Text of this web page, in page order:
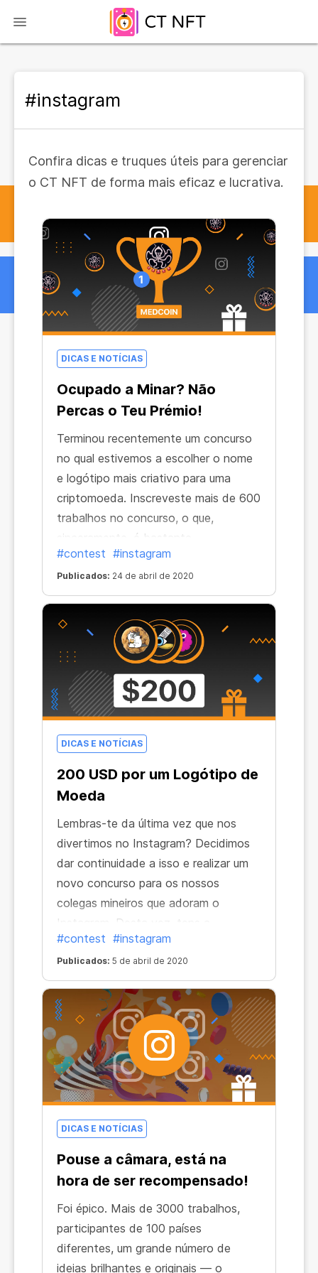
#instagram
Confira dicas e truques úteis para gerenciar
o CT NFT de forma mais eficaz e lucrativa.
DICAS E NOTÍCIAS
Ocupado a Minar? Não
Percas o Teu Prémio!
Terminou recentemente um concurso
no qual estivemos a escolher o nome
e logótipo mais criativo para uma
criptomoeda. Inscreveste mais de 600
trabalhos no concurso, o que,
sinceramente, é bastante
impressionante! Houve muitas ideias
verdadeiramente brilhantes e
inspiradoras.
#contest #instagram
Publicados: 24 de abril de 2020
DICAS E NOTÍCIAS
200 USD por um Logótipo de
Moeda
Lembras-te da última vez que nos
divertimos no Instagram? Decidimos
dar continuidade a isso e realizar um
novo concurso para os nossos
colegas mineiros que adoram o
Instagram. Desta vez, tens a
possibilidade de ganhar 200 USD —
apenas por partilhar uma história no
Instagram! Está bem, tem de ser uma
história especial — com um logótipo
de criptomoeda. Adivinha? O desenho
tem de ser da tua autoria!
#contest #instagram
Publicados: 5 de abril de 2020
DICAS E NOTÍCIAS
Pouse a câmara, está na
hora de ser recompensado!
Foi épico. Mais de 3000 trabalhos,
participantes de 100 países
diferentes, um grande número de
ideias brilhantes e originais — o